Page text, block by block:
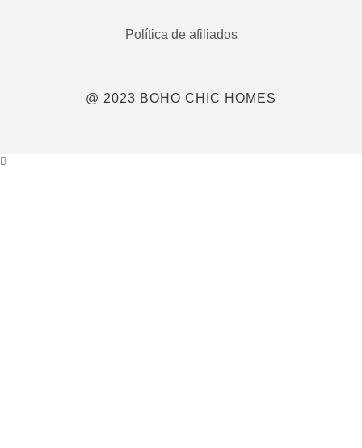
Política de afiliados
@ 2023 BOHO CHIC HOMES